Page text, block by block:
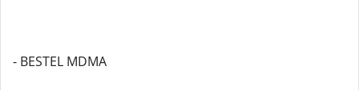
- BESTEL MDMA